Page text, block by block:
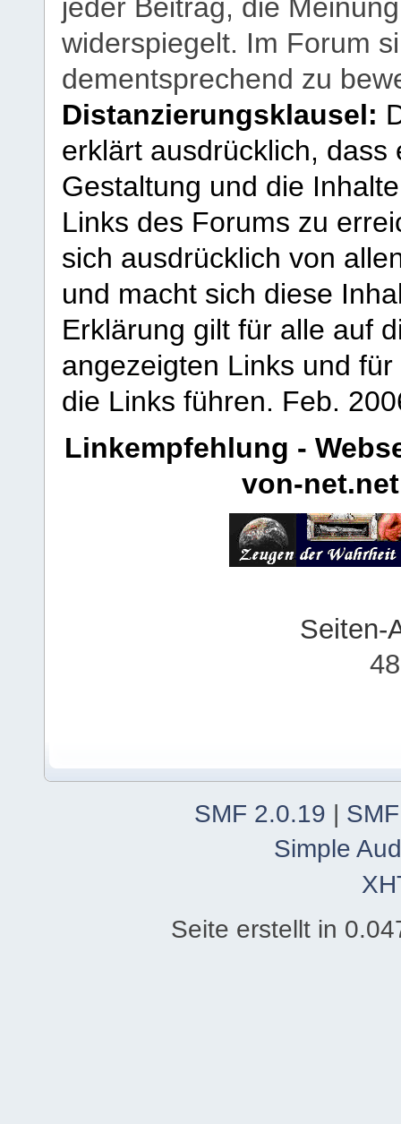
jeder Beitrag, die
widerspiegelt. Im Forum
dementsprechend zu
Distanzierungsklausel:
erklärt ausdrücklich,
Gestaltung und die
Links des Forums zu
sich ausdrücklich von
und macht sich diese
Erklärung gilt für alle auf
angezeigten Links und
die Links führen. Feb.
Linkempfehlung -
von-net.net
Seiten-
SMF 2.0.19 |
Simple
Seite erstellt in